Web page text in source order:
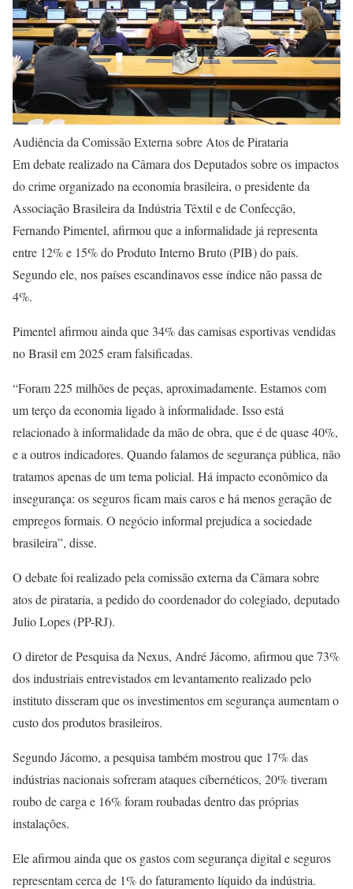
Audiência da Comissão Externa sobre Atos de Pirataria
Em debate realizado na Câmara dos Deputados sobre os impactos
do crime organizado na economia brasileira, o presidente da
Associação Brasileira da Indústria Têxtil e de Confecção,
Fernando Pimentel, afirmou que a informalidade já representa
entre 12% e 15% do Produto Interno Bruto (PIB) do país.
Segundo ele, nos países escandinavos esse índice não passa de
4%.
Pimentel afirmou ainda que 34% das camisas esportivas vendidas
no Brasil em 2025 eram falsificadas.
“Foram 225 milhões de peças, aproximadamente. Estamos com
um terço da economia ligado à informalidade. Isso está
relacionado à informalidade da mão de obra, que é de quase 40%,
e a outros indicadores. Quando falamos de segurança pública, não
tratamos apenas de um tema policial. Há impacto econômico da
insegurança: os seguros ficam mais caros e há menos geração de
empregos formais. O negócio informal prejudica a sociedade
brasileira”, disse.
O debate foi realizado pela comissão externa da Câmara sobre
atos de pirataria, a pedido do coordenador do colegiado, deputado
Julio Lopes (PP-RJ).
O diretor de Pesquisa da Nexus, André Jácomo, afirmou que 73%
dos industriais entrevistados em levantamento realizado pelo
instituto disseram que os investimentos em segurança aumentam o
custo dos produtos brasileiros.
Segundo Jácomo, a pesquisa também mostrou que 17% das
indústrias nacionais sofreram ataques cibernéticos, 20% tiveram
roubo de carga e 16% foram roubadas dentro das próprias
instalações.
Ele afirmou ainda que os gastos com segurança digital e seguros
representam cerca de 1% do faturamento líquido da indústria.